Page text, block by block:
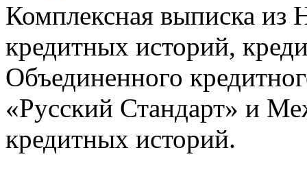
Комплексная выписка из
кредитных историй,
Объединенного
«Русский Стандарт» и
кредитных историй.